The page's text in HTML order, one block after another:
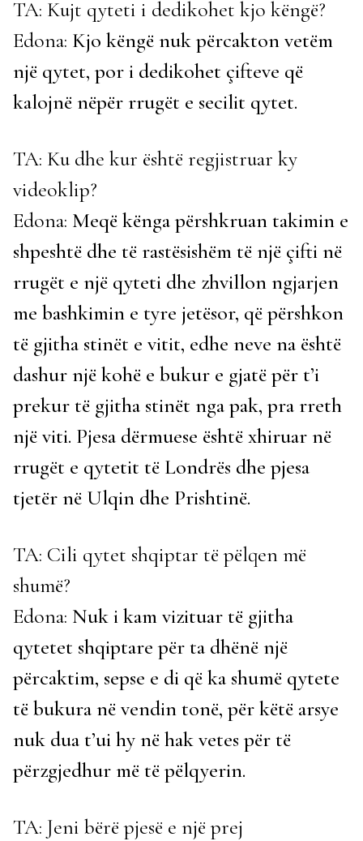
TA: Kujt qyteti i dedikohet kjo këngë?
Edona: Kjo këngë nuk përcakton vetëm
një qytet, por i dedikohet çifteve që
kalojnë nëpër rrugët e secilit qytet.
TA: Ku dhe kur është regjistruar ky
videoklip?
Edona: Meqë kënga përshkruan takimin e
shpeshtë dhe të rastësishëm të një çifti në
rrugët e një qyteti dhe zhvillon ngjarjen
me bashkimin e tyre jetësor, që përshkon
të gjitha stinët e vitit, edhe neve na është
dashur një kohë e bukur e gjatë për t’i
prekur të gjitha stinët nga pak, pra rreth
një viti. Pjesa dërmuese është xhiruar në
rrugët e qytetit të Londrës dhe pjesa
tjetër në Ulqin dhe Prishtinë.
TA: Cili qytet shqiptar të pëlqen më
shumë?
Edona: Nuk i kam vizituar të gjitha
qytetet shqiptare për ta dhënë një
përcaktim, sepse e di që ka shumë qytete
të bukura në vendin tonë, për këtë arsye
nuk dua t’ui hy në hak vetes për të
përzgjedhur më të pëlqyerin.
TA: Jeni bërë pjesë e një prej